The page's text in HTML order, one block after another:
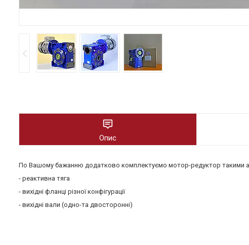
Опис
По Вашому бажанню додатково комплектуємо мотор-редуктор такими
- реактивна тяга
- вихідні фланці різної конфігурації
- вихідні вали (одно-та двосторонні)